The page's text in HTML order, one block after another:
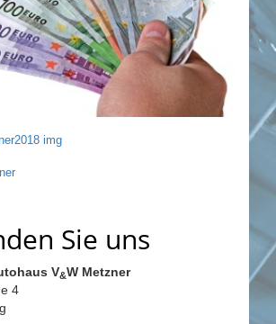
Sie uns
V&W Metzner
4